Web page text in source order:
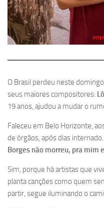
O Brasil perdeu neste
seus maiores compositores:
19 anos, ajudou a mudar o
Faleceu em Belo Horizonte,
de órgãos, após dias
Borges não morreu, pra mim
Sim, porque há artistas que
planta canções como quem
partir, segue iluminando o